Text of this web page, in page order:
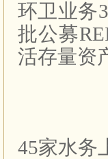
环卫业务3
批公募
活存量资
45家水务